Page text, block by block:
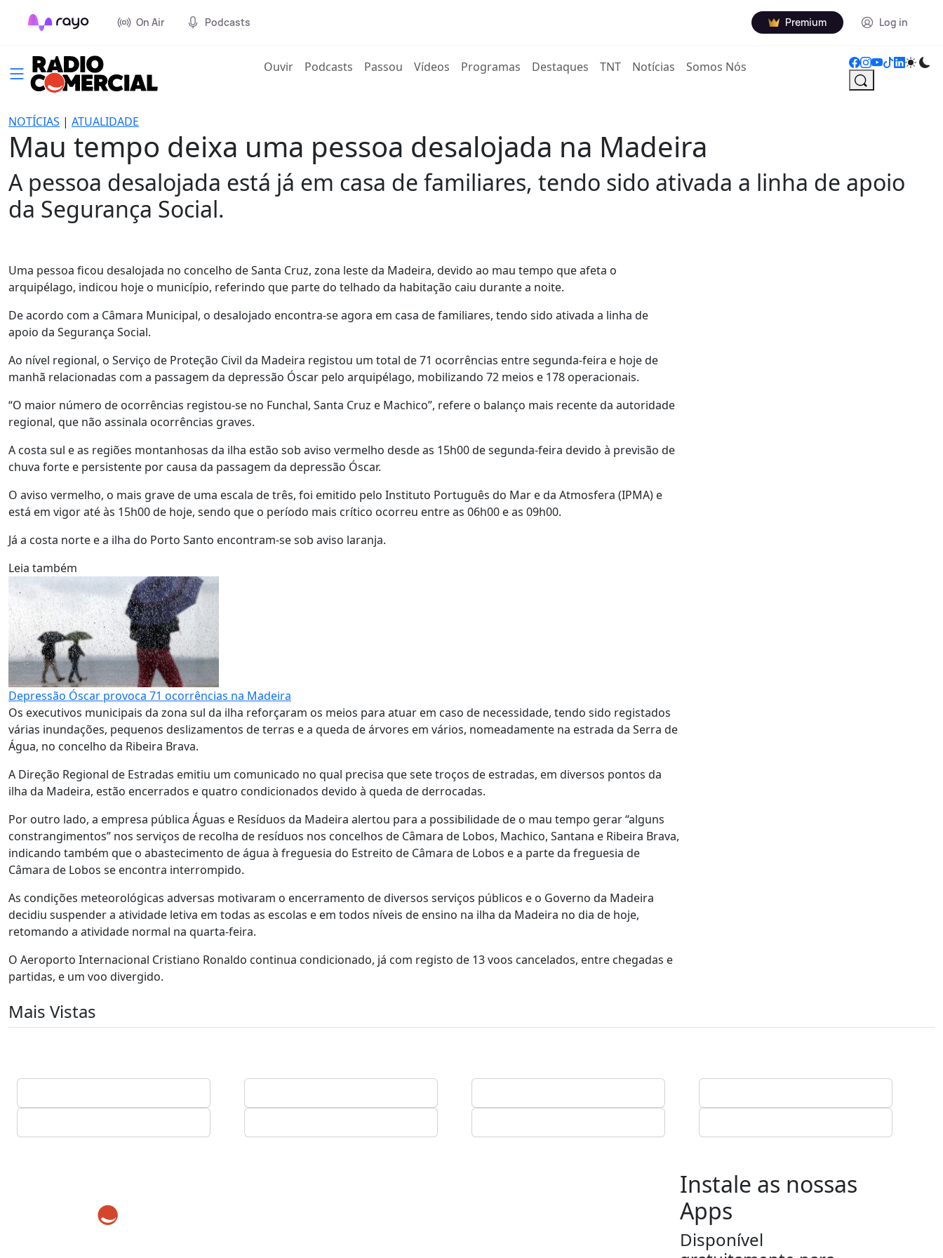
On Air Podcasts Premium Log in
Ouvir(current)
Podcasts Passou Vídeos Programas Destaques TNT Notícias Somos Nós
NOTÍCIAS | ATUALIDADE
Mau tempo deixa uma pessoa desalojada na Madeira
A pessoa desalojada está já em casa de familiares, tendo sido ativada a linha de apoio
da Segurança Social.
Uma pessoa ficou desalojada no concelho de Santa Cruz, zona leste da Madeira, devido ao mau tempo que afeta o
arquipélago, indicou hoje o município, referindo que parte do telhado da habitação caiu durante a noite.
De acordo com a Câmara Municipal, o desalojado encontra-se agora em casa de familiares, tendo sido ativada a linha de
apoio da Segurança Social.
Ao nível regional, o Serviço de Proteção Civil da Madeira registou um total de 71 ocorrências entre segunda-feira e hoje de
manhã relacionadas com a passagem da depressão Óscar pelo arquipélago, mobilizando 72 meios e 178 operacionais.
“O maior número de ocorrências registou-se no Funchal, Santa Cruz e Machico”, refere o balanço mais recente da autoridade
regional, que não assinala ocorrências graves.
A costa sul e as regiões montanhosas da ilha estão sob aviso vermelho desde as 15h00 de segunda-feira devido à previsão de
chuva forte e persistente por causa da passagem da depressão Óscar.
O aviso vermelho, o mais grave de uma escala de três, foi emitido pelo Instituto Português do Mar e da Atmosfera (IPMA) e
está em vigor até às 15h00 de hoje, sendo que o período mais crítico ocorreu entre as 06h00 e as 09h00.
Já a costa norte e a ilha do Porto Santo encontram-se sob aviso laranja.
Leia também
Depressão Óscar provoca 71 ocorrências na Madeira
Os executivos municipais da zona sul da ilha reforçaram os meios para atuar em caso de necessidade, tendo sido registados
várias inundações, pequenos deslizamentos de terras e a queda de árvores em vários, nomeadamente na estrada da Serra de
Água, no concelho da Ribeira Brava.
A Direção Regional de Estradas emitiu um comunicado no qual precisa que sete troços de estradas, em diversos pontos da
ilha da Madeira, estão encerrados e quatro condicionados devido à queda de derrocadas.
Por outro lado, a empresa pública Águas e Resíduos da Madeira alertou para a possibilidade de o mau tempo gerar “alguns
constrangimentos” nos serviços de recolha de resíduos nos concelhos de Câmara de Lobos, Machico, Santana e Ribeira Brava,
indicando também que o abastecimento de água à freguesia do Estreito de Câmara de Lobos e a parte da freguesia de
Câmara de Lobos se encontra interrompido.
As condições meteorológicas adversas motivaram o encerramento de diversos serviços públicos e o Governo da Madeira
decidiu suspender a atividade letiva em todas as escolas e em todos níveis de ensino na ilha da Madeira no dia de hoje,
retomando a atividade normal na quarta-feira.
O Aeroporto Internacional Cristiano Ronaldo continua condicionado, já com registo de 13 voos cancelados, entre chegadas e
partidas, e um voo divergido.
Mais Vistas
Instale as nossas
Apps
Disponível